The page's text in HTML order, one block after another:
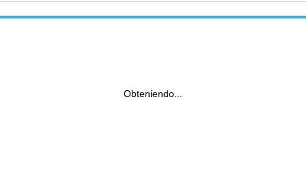
Obteniendo...